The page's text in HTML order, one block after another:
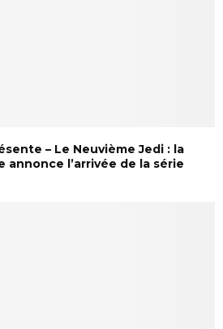
– Le Neuvième Jedi : la
annonce l’arrivée de la série